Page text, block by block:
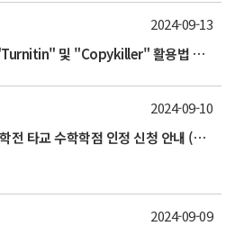
논문유사도 검색프로그램 "Turnitin" 및 "Copykiller" 활용법 교육 안내
2024-09-13
2024학년도 2학기 본교 입학전 타교 수학학점 인정 신청 안내 (~10/18)
2024-09-10
2024-09-09